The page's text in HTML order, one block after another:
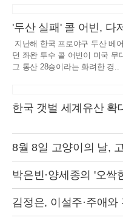
'두산 실패' 콜 어빈, 다
지난해 한국 프로야구 두산 베
던 좌완 투수 콜 어빈이 미국 무
그 통산 28승이라는 화려한 경..
한국 갯벌 세계유산 확
8월 8일 고양이의 날,
박은빈·양세종의 '오싹
김정은, 이설주·주애